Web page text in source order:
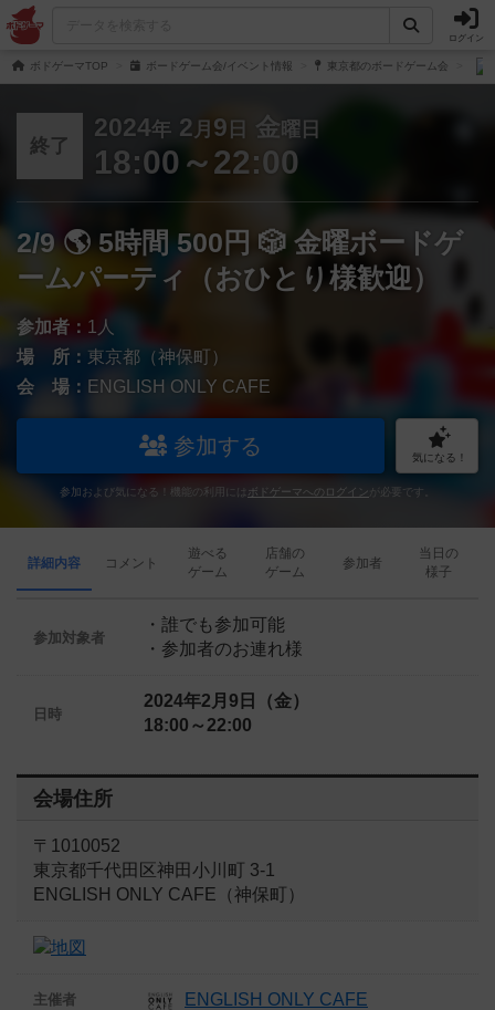
ログイン
ボドゲーマTOP ボードゲーム会/イベント情報 東京都のボードゲーム会
終了
2024年 2 月 9 日 金 曜日
18:00～22:00
2/9 🌎 5時間 500円 🎲 金曜ボードゲ
ームパーティ（おひとり様歓迎）
参加者： 1人
場 所： 東京都（神保町）
会 場： ENGLISH ONLY CAFE
参加する 気になる！
参加および気になる！機能の利用には ボドゲーマへのログイン が必要です。
詳細内容 コメント
遊べる
ゲーム
店舗の
ゲーム
参加者
当日の
様子
参加対象者
・誰でも参加可能
・参加者のお連れ様
日時
2024年2月9日（金）
18:00～22:00
会場住所
〒1010052
東京都千代田区神田小川町 3-1
ENGLISH ONLY CAFE（神保町）
主催者 ENGLISH ONLY CAFE